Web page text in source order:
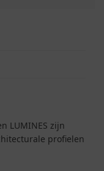
LUMINES zijn
profielen